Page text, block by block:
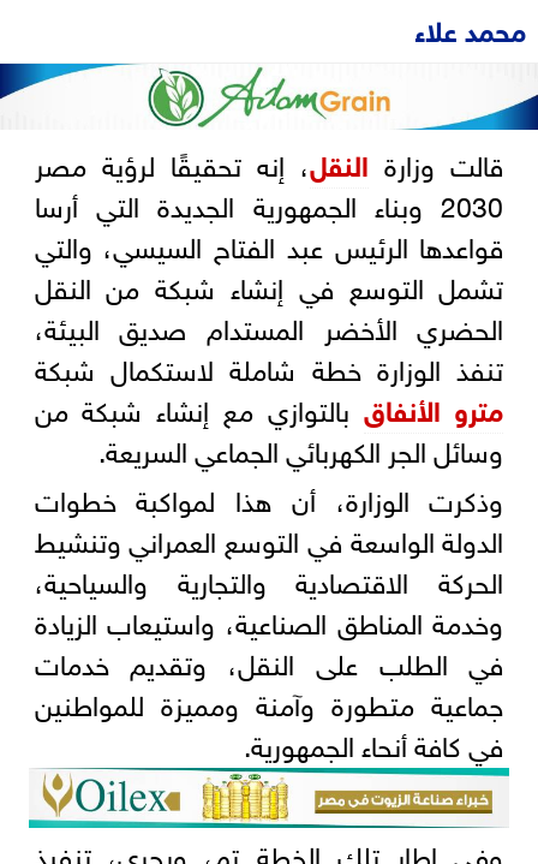
محمد علاء
قالت وزارة النقل، إنه تحقيقًا لرؤية مصر
2030 وبناء الجمهورية الجديدة التي أرسا
قواعدها الرئيس عبد الفتاح السيسي، والتي
تشمل التوسع في إنشاء شبكة من النقل
الحضري الأخضر المستدام صديق البيئة،
تنفذ الوزارة خطة شاملة لاستكمال شبكة
مترو الأنفاق بالتوازي مع إنشاء شبكة من
وسائل الجر الكهربائي الجماعي السريعة.
وذكرت الوزارة، أن هذا لمواكبة خطوات
الدولة الواسعة في التوسع العمراني وتنشيط
الحركة الاقتصادية والتجارية والسياحية،
وخدمة المناطق الصناعية، واستيعاب الزيادة
في الطلب على النقل، وتقديم خدمات
جماعية متطورة وآمنة ومميزة للمواطنين
في كافة أنحاء الجمهورية.
وفي إطار تلك الخطة تم، ويجري، تنفيذ